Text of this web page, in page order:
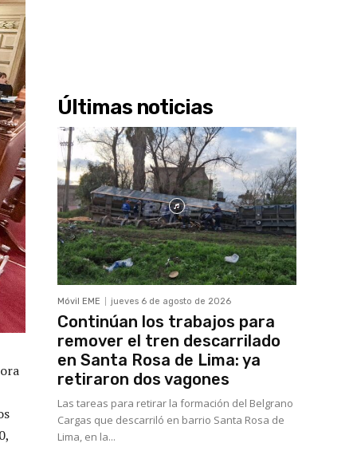
Últimas noticias
Móvil EME jueves 6 de agosto de 2026
Continúan los trabajos para
remover el tren descarrilado
en Santa Rosa de Lima: ya
retiraron dos vagones
Las tareas para retirar la formación del Belgrano
Cargas que descarriló en barrio Santa Rosa de
Lima, en la...